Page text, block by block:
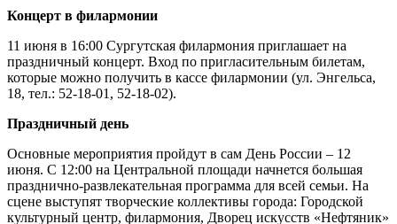
Концерт в филармонии
11 июня в 16:00 Сургутская филармония приглашает на
праздничный концерт. Вход по пригласительным билетам,
которые можно получить в кассе филармонии (ул. Энгельса,
18, тел.: 52-18-01, 52-18-02).
Праздничный день
Основные мероприятия пройдут в сам День России – 12
июня. С 12:00 на Центральной площади начнется большая
празднично-развлекательная программа для всей семьи. На
сцене выступят творческие коллективы города: Городской
культурный центр, филармония, Дворец искусств «Нефтяник»